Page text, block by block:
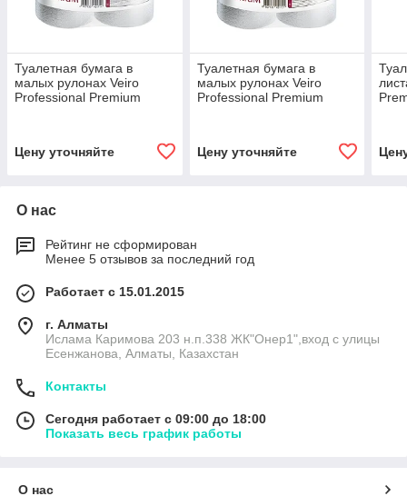
Туалетная бумага в
малых рулонах Veiro
Professional Premium
Цену уточняйте
Туалетная бумага в
малых рулонах Veiro
Professional Premium
Цену уточняйте
О нас
Рейтинг не сформирован
Менее 5 отзывов за последний год
Работает с 15.01.2015
г. Алматы
Ислама Каримова 203 н.п.338 ЖК"Онер1",вход с улицы
Есенжанова, Алматы, Казахстан
Контакты
Сегодня работает с 09:00 до 18:00
Показать весь график работы
О нас